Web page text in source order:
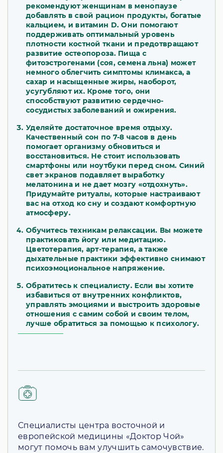
рекомендуют женщинам в менопаузе
добавлять в свой рацион продукты, богатые
кальцием, и витамин D. Они помогают
поддерживать оптимальный уровень
плотности костной ткани и предотвращают
развитие остеопороза. Пища с
фитоэстрогенами (соя, семена льна) может
немного облегчить симптомы климакса, а
сахар и насыщенные жиры, наоборот,
усугубляют их. Кроме того, они
способствуют развитию сердечно-
сосудистых заболеваний и ожирения.
Уделяйте достаточное время отдыху.
Качественный сон по 7-8 часов в день
помогает организму обновиться и
восстановиться. Не стоит использовать
смартфоны или ноутбуки перед сном. Синий
свет экранов подавляет выработку
мелатонина и не дает мозгу «отдохнуть».
Придумайте ритуалы, которые настраивают
вас на отход ко сну и создают комфортную
атмосферу.
Обучитесь техникам релаксации. Вы можете
практиковать йогу или медитацию.
Цветотерапия, арт-терапия, а также
дыхательные практики эффективно снимают
психоэмоциональное напряжение.
Обратитесь к специалисту. Если вы хотите
избавиться от внутренних конфликтов,
управлять эмоциями и выстроить здоровые
отношения с самим собой и своим телом,
лучше обратиться за помощью к психологу.
Специалисты центра восточной и
европейской медицины «Доктор Чой»
могут помочь вам улучшить самочувствие.